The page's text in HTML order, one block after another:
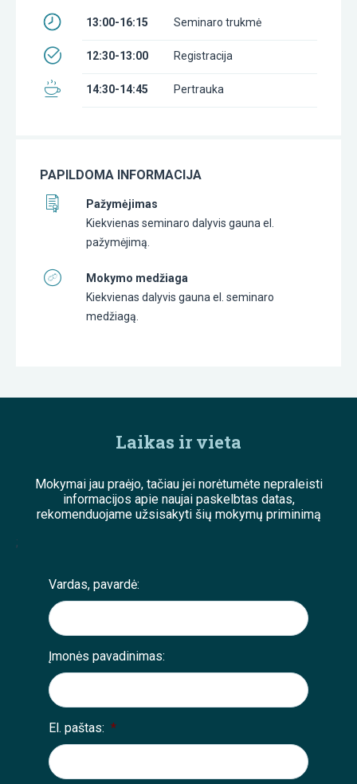
13:00-16:15 Seminaro trukmė
12:30-13:00 Registracija
14:30-14:45 Pertrauka
PAPILDOMA INFORMACIJA
Pažymėjimas
Kiekvienas seminaro dalyvis gauna el.
pažymėjimą.
Mokymo medžiaga
Kiekvienas dalyvis gauna el. seminaro
medžiagą.
Laikas ir vieta
Mokymai jau praėjo, tačiau jei norėtumėte nepraleisti
informacijos apie naujai paskelbtas datas,
rekomenduojame užsisakyti šių mokymų priminimą
;
Vardas, pavardė:
Įmonės pavadinimas:
El. paštas: *